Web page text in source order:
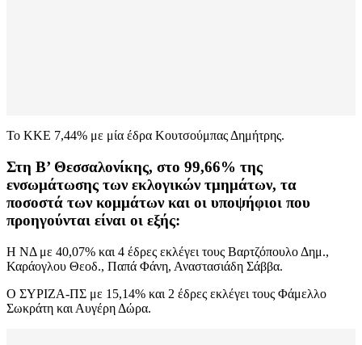
Το ΚΚΕ 7,44% με μία έδρα Κουτσούμπας Δημήτρης.
Στη Β’ Θεσσαλονίκης, στο 99,66% της
ενσωμάτωσης των εκλογικών τμημάτων, τα
ποσοστά των κομμάτων και οι υποψήφιοι που
προηγούνται είναι οι εξής:
Η ΝΔ με 40,07% και 4 έδρες εκλέγει τους Βαρτζόπουλο Δημ.,
Καράογλου Θεοδ., Παπά Φάνη, Αναστασιάδη Σάββα.
Ο ΣΥΡΙΖΑ-ΠΣ με 15,14% και 2 έδρες εκλέγει τους Φάμελλο
Σωκράτη και Αυγέρη Δώρα.